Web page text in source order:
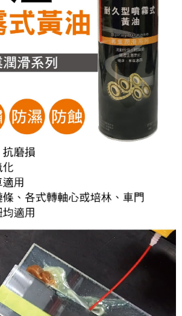
號或使用他人資訊註冊。若發現惡意使用之情形，
有權停止該用戶之使用額度並採取法律行動。